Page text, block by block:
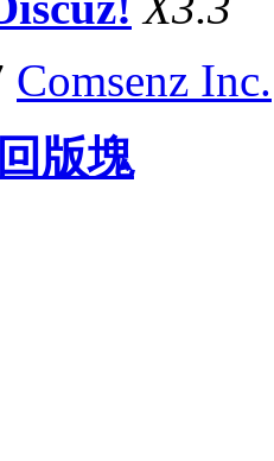
Comsenz Inc.
版塊